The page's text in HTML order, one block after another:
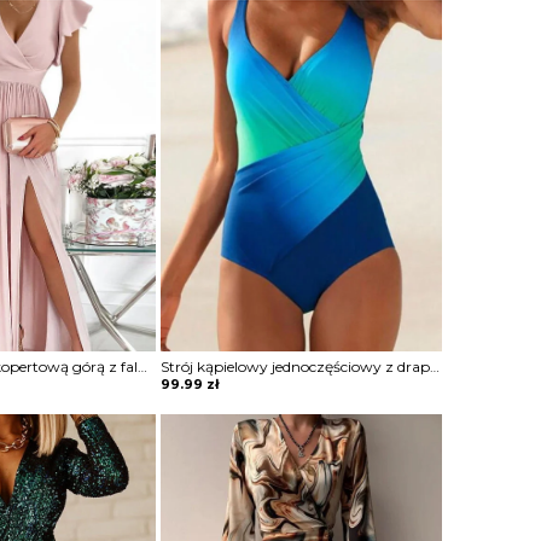
Sukienka maxi z kopertową górą z falbankami Strój kąpielowy jednoczęściowy z drapowaniem
99.99 zł